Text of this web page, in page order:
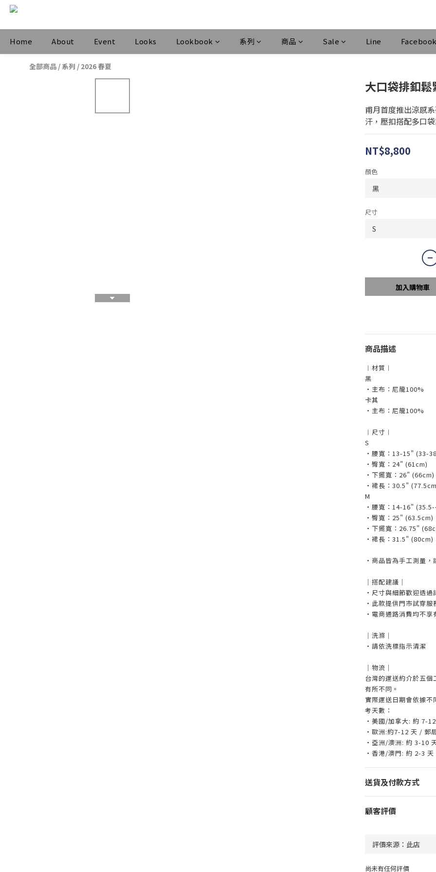
Home About Event Looks Lookbook 系列 商品 Sale Line
全部商品 / 系列 / 2026 春夏
大口袋排釦鬆
甫月首度推出涼感
汗，壓扣搭配多口
NT$8,800
顏色
尺寸
加入購物車
商品描述
︱材質︱
黑
・主布：尼龍100%
卡其
・主布：尼龍100%
︱尺寸︱
S
・腰寬：13-15" (33-
・臀寬：24" (61cm)
・下擺寬：26" (66cm)
・裙長：30.5"
M
・腰寬：14-16"
・臀寬：25" (63.5cm)
・下擺寬：26.75"
・裙長：31.5" (80cm)
・商品皆為手工測量
｜搭配建議｜
・尺寸與細節歡迎透過
・此款提供門市試穿
・電商通路消費均不
｜洗滌｜
・請依洗標指示清潔
｜物流｜
台灣的運送約介於五
有所不同。
實際運送日期會依據
考天數：
・美國/加拿大: 約 7-
・歐洲:約7-12 天 / 郵
・亞洲/澳洲: 約 3-10
・香港/澳門: 約 2-3
送貨及付款方式
顧客評價
尚未有任何評價